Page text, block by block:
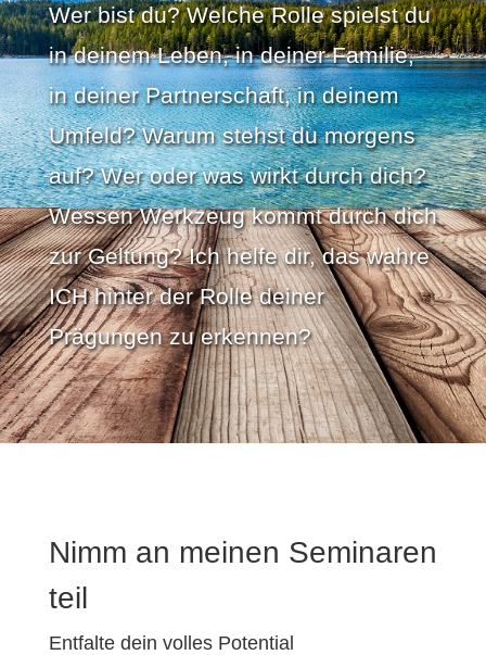
Wer bist du? Welche Rolle spielst du
in deinem Leben, in deiner Familie,
in deiner Partnerschaft, in deinem
Umfeld? Warum stehst du morgens
auf? Wer oder was wirkt durch dich?
Wessen Werkzeug kommt durch dich
zur Geltung? Ich helfe dir, das wahre
ICH hinter der Rolle deiner
Prägungen zu erkennen?
Nimm an meinen Seminaren
teil
Entfalte dein volles Potential